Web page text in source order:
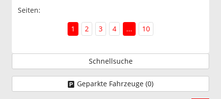
Seiten:
1
2 3 4 ... 10
Schnellsuche
Geparkte Fahrzeuge (0)